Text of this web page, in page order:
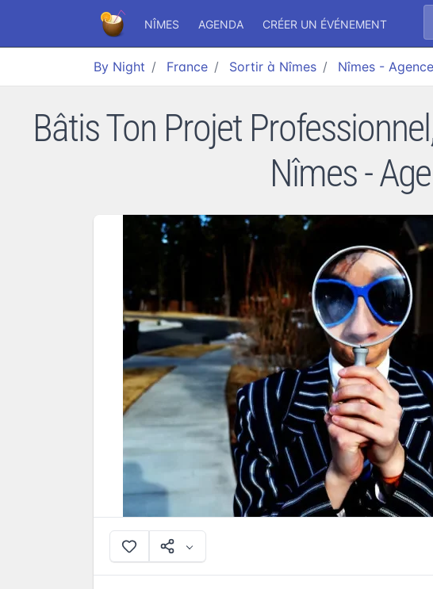
NÎMES AGENDA CRÉER UN ÉVÉNEMENT
By Night France Sortir à Nîmes Nîmes -
Bâtis Ton Projet
Nîmes -